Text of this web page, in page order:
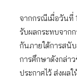
จากกรณีเมื่อวันที่
รับผลกระทบจากก
กันภายใต้การสนั
การศึกษาดังกล่า
ประกาศไว้ ส่งผล